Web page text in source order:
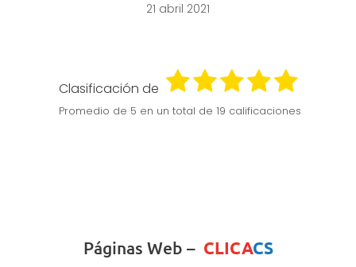
21 abril 2021
Clasificación de
Promedio de 5 en un total de 19 calificaciones
Páginas Web – CLICACS